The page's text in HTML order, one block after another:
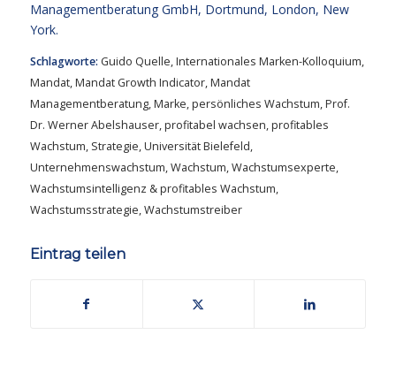
Managementberatung GmbH, Dortmund, London, New
York.
Schlagworte: Guido Quelle,Internationales Marken-Kolloquium,
Mandat,Mandat Growth Indicator,Mandat
Managementberatung,Marke,persönliches Wachstum,Prof.
Dr. Werner Abelshauser,profitabel wachsen,profitables
Wachstum, Strategie,Universität Bielefeld,
Unternehmenswachstum,Wachstum,Wachstumsexperte,
Wachstumsintelligenz & profitables Wachstum,
Wachstumsstrategie,Wachstumstreiber
Eintrag teilen